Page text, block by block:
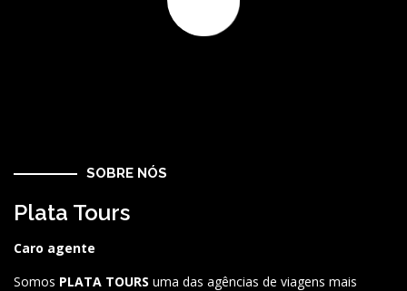
SOBRE NÓS
Plata Tours
Caro agente
Somos PLATA TOURS uma das agências de viagens mais